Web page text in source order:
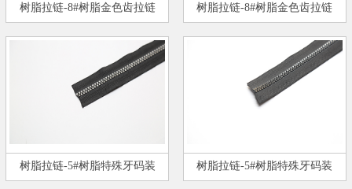
树脂拉链-8#树脂金色齿拉链 树脂拉链-8#树脂金色齿拉链
树脂拉链-5#树脂特殊牙码装 树脂拉链-5#树脂特殊牙码装